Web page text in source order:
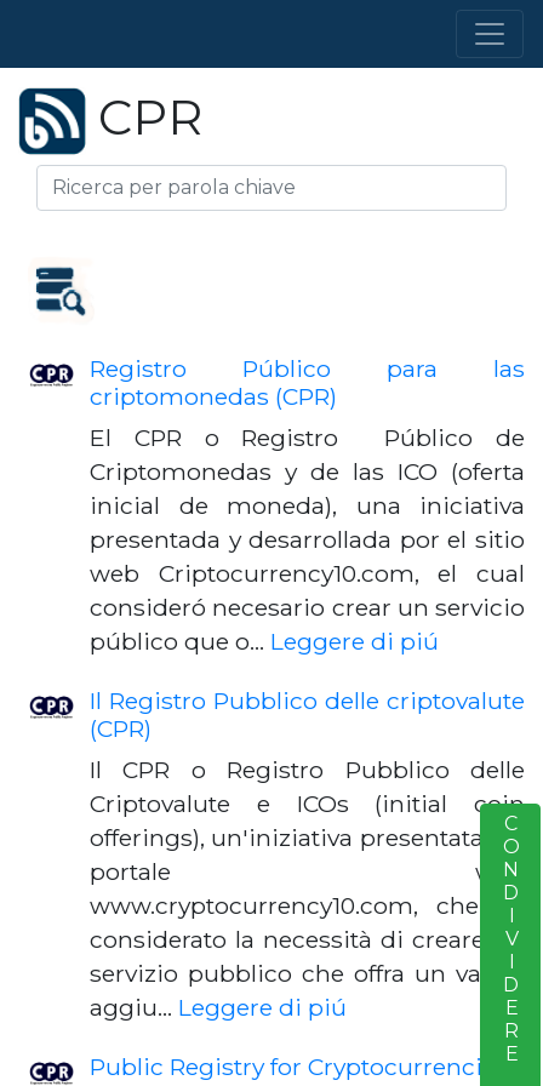
CPR
Registro Público para las
criptomonedas (CPR)
El CPR o Registro Público de
Criptomonedas y de las ICO (oferta
inicial de moneda), una iniciativa
presentada y desarrollada por el sitio
web Criptocurrency10.com, el cual
consideró necesario crear un servicio
público que o… Leggere di piú
Il Registro Pubblico delle criptovalute
(CPR)
Il CPR o Registro Pubblico delle
Criptovalute e ICOs (initial coin
offerings), un'iniziativa presentata dal
portale web
www.cryptocurrency10.com, che ha
considerato la necessità di creare un
servizio pubblico che offra un valore
aggiu… Leggere di piú
Public Registry for Cryptocurrencies
CONDIVIDERE